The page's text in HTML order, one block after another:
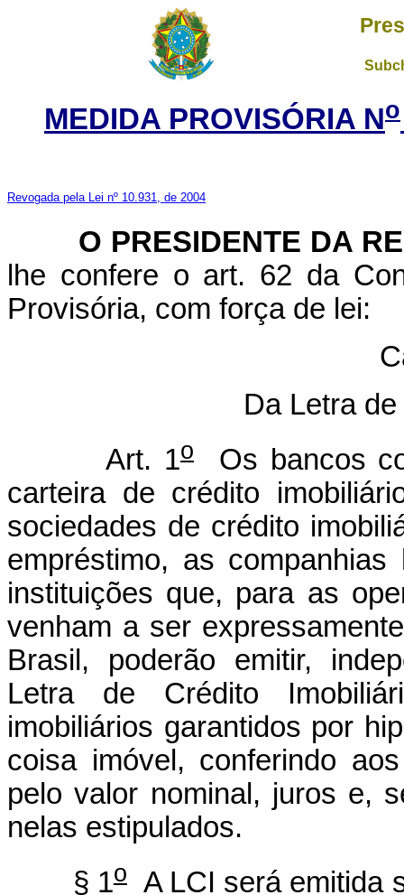
MEDIDA PROVISÓRIA No
Revogada pela Lei nº 10.931, de 2004
O PRESIDENTE DA
lhe confere o art. 62 da
Provisória, com força de lei:
Da Letra
Art. 1oOs bancos
carteira de crédito
sociedades de crédito
empréstimo, as
instituições que, para as
venham a ser
Brasil, poderão emitir,
Letra de Crédito
imobiliários garantidos por
coisa imóvel, conferindo
pelo valor nominal, juros e,
nelas estipulados.
§ 1oA LCI será emitida